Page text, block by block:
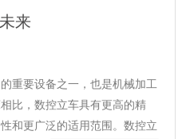
来
重要设备之一，也是机械加工
比，数控立车具有更高的精
和更广泛的适用范围。数控立